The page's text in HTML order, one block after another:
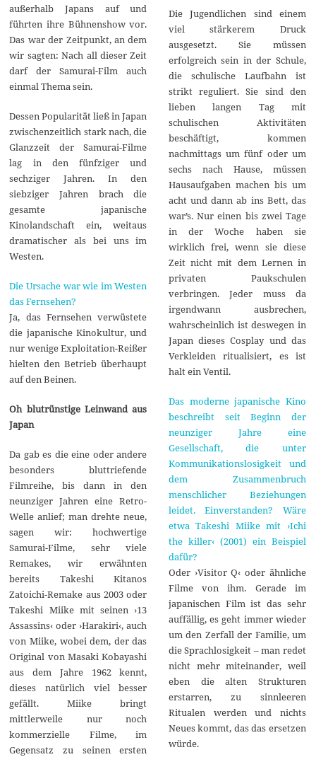
außerhalb Japans auf und
führten ihre Bühnenshow vor.
Das war der Zeitpunkt, an dem
wir sagten: Nach all dieser Zeit
darf der Samurai-Film auch
einmal Thema sein.
Dessen Popularität ließ in Japan
zwischenzeitlich stark nach, die
Glanzzeit der Samurai-Filme
lag in den fünfziger und
sechziger Jahren. In den
siebziger Jahren brach die
gesamte japanische
Kinolandschaft ein, weitaus
dramatischer als bei uns im
Westen.
Die Ursache war wie im Westen
das Fernsehen?
Ja, das Fernsehen verwüstete
die japanische Kinokultur, und
nur wenige Exploitation-Reißer
hielten den Betrieb überhaupt
auf den Beinen.
Oh blutrünstige Leinwand aus
Japan
Da gab es die eine oder andere
besonders bluttriefende
Filmreihe, bis dann in den
neunziger Jahren eine Retro-
Welle anlief; man drehte neue,
sagen wir: hochwertige
Samurai-Filme, sehr viele
Remakes, wir erwähnten
bereits Takeshi Kitanos
Zatoichi-Remake aus 2003 oder
Takeshi Miike mit seinen ›13
Assassins‹ oder ›Harakiri‹, auch
von Miike, wobei dem, der das
Original von Masaki Kobayashi
aus dem Jahre 1962 kennt,
dieses natürlich viel besser
gefällt. Miike bringt
mittlerweile nur noch
kommerzielle Filme, im
Gegensatz zu seinen ersten
Die Jugendlichen sind einem
viel stärkerem Druck
ausgesetzt. Sie müssen
erfolgreich sein in der Schule,
die schulische Laufbahn ist
strikt reguliert. Sie sind den
lieben langen Tag mit
schulischen Aktivitäten
beschäftigt, kommen
nachmittags um fünf oder um
sechs nach Hause, müssen
Hausaufgaben machen bis um
acht und dann ab ins Bett, das
war’s. Nur einen bis zwei Tage
in der Woche haben sie
wirklich frei, wenn sie diese
Zeit nicht mit dem Lernen in
privaten Paukschulen
verbringen. Jeder muss da
irgendwann ausbrechen,
wahrscheinlich ist deswegen in
Japan dieses Cosplay und das
Verkleiden ritualisiert, es ist
halt ein Ventil.
Das moderne japanische Kino
beschreibt seit Beginn der
neunziger Jahre eine
Gesellschaft, die unter
Kommunikationslosigkeit und
dem Zusammenbruch
menschlicher Beziehungen
leidet. Einverstanden? Wäre
etwa Takeshi Miike mit ›Ichi
the killer‹ (2001) ein Beispiel
dafür?
Oder ›Visitor Q‹ oder ähnliche
Filme von ihm. Gerade im
japanischen Film ist das sehr
auffällig, es geht immer wieder
um den Zerfall der Familie, um
die Sprachlosigkeit – man redet
nicht mehr miteinander, weil
eben die alten Strukturen
erstarren, zu sinnleeren
Ritualen werden und nichts
Neues kommt, das das ersetzen
würde.